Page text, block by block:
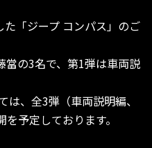
「ジープ コンパス」のご
當の3名で、第1弾は車両説
、全3弾（車両説明編、
予定しております。